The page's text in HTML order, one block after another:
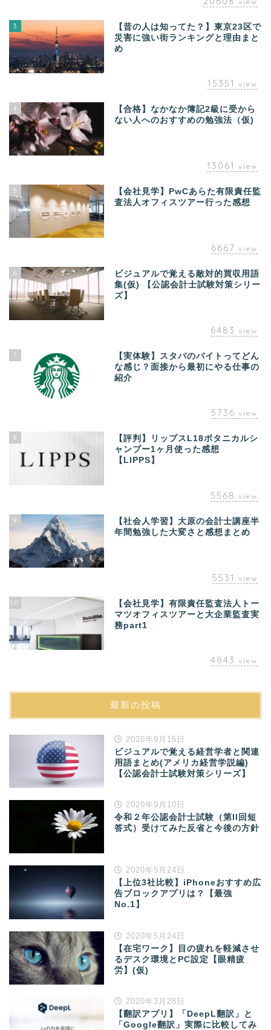
3
【昔の人は知ってた？】東京23区で
災害に強い街ランキングと理由まと
め
15351 view
4
【合格】なかなか簿記2級に受から
ない人へのおすすめの勉強法（仮)
13061 view
5
【会社見学】PwCあらた有限責任監
査法人オフィスツアー行った感想
6667 view
6
ビジュアルで覚える敵対的買収用語
集(仮) 【公認会計士試験対策シリー
ズ】
6483 view
7
【実体験】スタバのバイトってどん
な感じ？面接から最初にやる仕事の
紹介
5736 view
8
【評判】リップスL18ボタニカルシ
ャンプー1ヶ月使った感想
【LIPPS】
5568 view
9
【社会人学習】大原の会計士講座半
年間勉強した大変さと感想まとめ
5531 view
10
【会社見学】有限責任監査法人トー
マツオフィスツアーと大企業監査実
務part1
4843 view
最新の投稿
2020年9月15日
ビジュアルで覚える経営学者と関連
用語まとめ(アメリカ経営学説編)
【公認会計士試験対策シリーズ】
2020年9月10日
令和２年公認会計士試験（第II回短
答式）受けてみた反省と今後の方針
2020年5月24日
【上位3社比較】iPhoneおすすめ広
告ブロックアプリは？【最強
No.1】
2020年5月24日
【在宅ワーク】目の疲れを軽減させ
るデスク環境とPC設定【眼精疲
労】(仮)
2020年3月28日
【翻訳アプリ】「DeepL翻訳」と
「Google翻訳」実際に比較してみ